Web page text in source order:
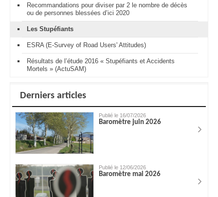
Recommandations pour diviser par 2 le nombre de décès
ou de personnes blessées d’ici 2020
Les Stupéfiants
ESRA (E-Survey of Road Users' Attitudes)
Résultats de l’étude 2016 « Stupéfiants et Accidents
Mortels » (ActuSAM)
Derniers articles
Publié le 16/07/2026
Baromètre juin 2026
Publié le 12/06/2026
Baromètre mai 2026